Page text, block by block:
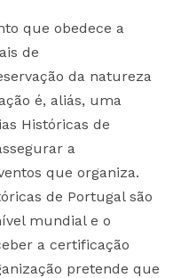
que obedece a
de
da natureza
é, aliás, uma
Históricas de
a
que organiza.
de Portugal são
mundial e o
a certificação
pretende que